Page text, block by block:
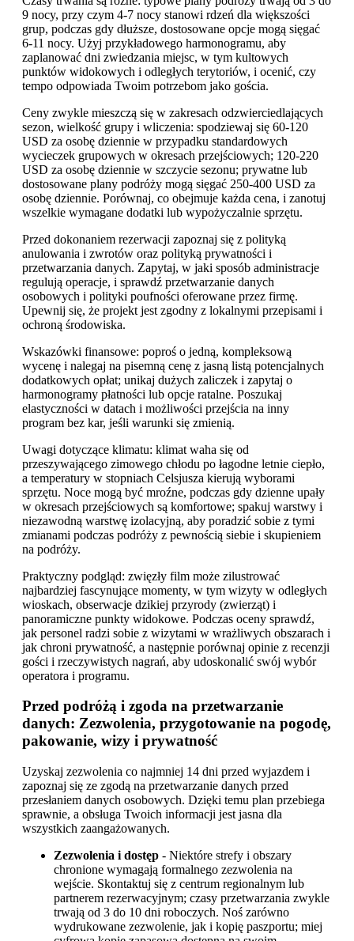
9 nocy, przy czym 4-7 nocy stanowi rdzeń dla większości
grup, podczas gdy dłuższe, dostosowane opcje mogą sięgać
6-11 nocy. Użyj przykładowego harmonogramu, aby
zaplanować dni zwiedzania miejsc, w tym kultowych
punktów widokowych i odległych terytoriów, i ocenić, czy
tempo odpowiada Twoim potrzebom jako gościa.
Ceny zwykle mieszczą się w zakresach odzwierciedlających
sezon, wielkość grupy i wliczenia: spodziewaj się 60-120
USD za osobę dziennie w przypadku standardowych
wycieczek grupowych w okresach przejściowych; 120-220
USD za osobę dziennie w szczycie sezonu; prywatne lub
dostosowane plany podróży mogą sięgać 250-400 USD za
osobę dziennie. Porównaj, co obejmuje każda cena, i zanotuj
wszelkie wymagane dodatki lub wypożyczalnie sprzętu.
Przed dokonaniem rezerwacji zapoznaj się z polityką
anulowania i zwrotów oraz polityką prywatności i
przetwarzania danych. Zapytaj, w jaki sposób administracje
regulują operacje, i sprawdź przetwarzanie danych
osobowych i polityki poufności oferowane przez firmę.
Upewnij się, że projekt jest zgodny z lokalnymi przepisami i
ochroną środowiska.
Wskazówki finansowe: poproś o jedną, kompleksową
wycenę i nalegaj na pisemną cenę z jasną listą potencjalnych
dodatkowych opłat; unikaj dużych zaliczek i zapytaj o
harmonogramy płatności lub opcje ratalne. Poszukaj
elastyczności w datach i możliwości przejścia na inny
program bez kar, jeśli warunki się zmienią.
Uwagi dotyczące klimatu: klimat waha się od
przeszywającego zimowego chłodu po łagodne letnie ciepło,
a temperatury w stopniach Celsjusza kierują wyborami
sprzętu. Noce mogą być mroźne, podczas gdy dzienne upały
w okresach przejściowych są komfortowe; spakuj warstwy i
niezawodną warstwę izolacyjną, aby poradzić sobie z tymi
zmianami podczas podróży z pewnością siebie i skupieniem
na podróży.
Praktyczny podgląd: zwięzły film może zilustrować
najbardziej fascynujące momenty, w tym wizyty w odległych
wioskach, obserwacje dzikiej przyrody (zwierząt) i
panoramiczne punkty widokowe. Podczas oceny sprawdź,
jak personel radzi sobie z wizytami w wrażliwych obszarach i
jak chroni prywatność, a następnie porównaj opinie z recenzji
gości i rzeczywistych nagrań, aby udoskonalić swój wybór
operatora i programu.
Przed podróżą i zgoda na przetwarzanie
danych: Zezwolenia, przygotowanie na pogodę,
pakowanie, wizy i prywatność
Uzyskaj zezwolenia co najmniej 14 dni przed wyjazdem i
zapoznaj się ze zgodą na przetwarzanie danych przed
przesłaniem danych osobowych. Dzięki temu plan przebiega
sprawnie, a obsługa Twoich informacji jest jasna dla
wszystkich zaangażowanych.
Zezwolenia i dostęp - Niektóre strefy i obszary
chronione wymagają formalnego zezwolenia na
wejście. Skontaktuj się z centrum regionalnym lub
partnerem rezerwacyjnym; czasy przetwarzania zwykle
trwają od 3 do 10 dni roboczych. Noś zarówno
wydrukowane zezwolenie, jak i kopię paszportu; miej